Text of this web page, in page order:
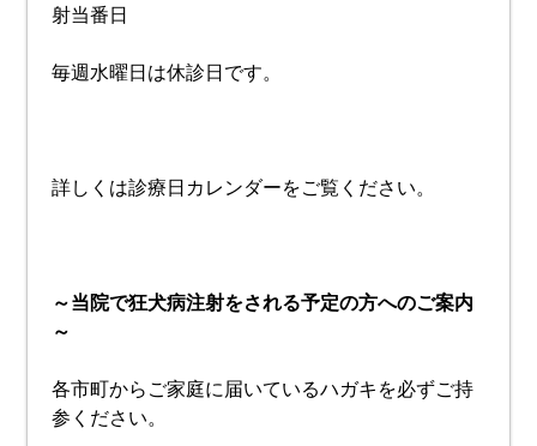
射当番日
毎週水曜日は休診日です。
詳しくは診療日カレンダーをご覧ください。
～当院で狂犬病注射をされる予定の方へのご案内
～
各市町からご家庭に届いているハガキを必ずご持
参ください。